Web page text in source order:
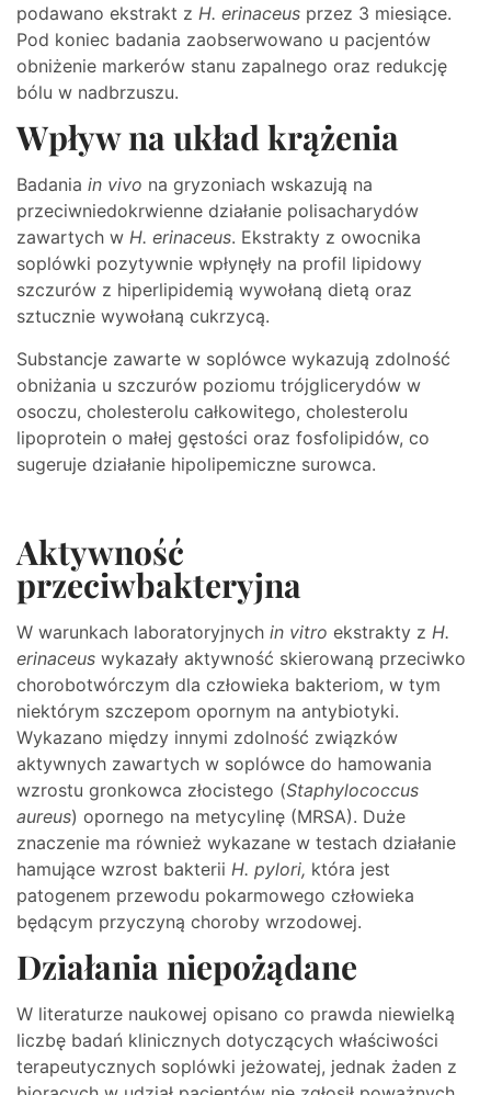
podawano ekstrakt z H. erinaceus przez 3 miesiące.
Pod koniec badania zaobserwowano u pacjentów
obniżenie markerów stanu zapalnego oraz redukcję
bólu w nadbrzuszu.
Wpływ na układ krążenia
Badania in vivo na gryzoniach wskazują na
przeciwniedokrwienne działanie polisacharydów
zawartych w H. erinaceus. Ekstrakty z owocnika
soplówki pozytywnie wpłynęły na profil lipidowy
szczurów z hiperlipidemią wywołaną dietą oraz
sztucznie wywołaną cukrzycą.
Substancje zawarte w soplówce wykazują zdolność
obniżania u szczurów poziomu trójglicerydów w
osoczu, cholesterolu całkowitego, cholesterolu
lipoprotein o małej gęstości oraz fosfolipidów, co
sugeruje działanie hipolipemiczne surowca.
Aktywność
przeciwbakteryjna
W warunkach laboratoryjnych in vitro ekstrakty z H.
erinaceus wykazały aktywność skierowaną przeciwko
chorobotwórczym dla człowieka bakteriom, w tym
niektórym szczepom opornym na antybiotyki.
Wykazano między innymi zdolność związków
aktywnych zawartych w soplówce do hamowania
wzrostu gronkowca złocistego (Staphylococcus
aureus) opornego na metycylinę (MRSA). Duże
znaczenie ma również wykazane w testach działanie
hamujące wzrost bakterii H. pylori, która jest
patogenem przewodu pokarmowego człowieka
będącym przyczyną choroby wrzodowej.
Działania niepożądane
W literaturze naukowej opisano co prawda niewielką
liczbę badań klinicznych dotyczących właściwości
terapeutycznych soplówki jeżowatej, jednak żaden z